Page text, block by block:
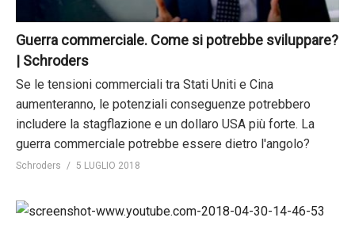
Guerra commerciale. Come si potrebbe sviluppare?
| Schroders
Se le tensioni commerciali tra Stati Uniti e Cina
aumenteranno, le potenziali conseguenze potrebbero
includere la stagflazione e un dollaro USA più forte. La
guerra commerciale potrebbe essere dietro l'angolo?
Schroders 5 LUGLIO 2018